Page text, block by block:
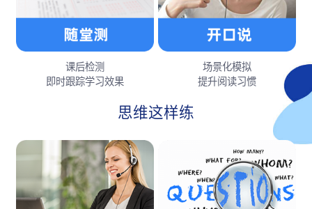
课后检测
即时跟踪学习效果
场景化模拟
提升阅读习惯
思维这样练